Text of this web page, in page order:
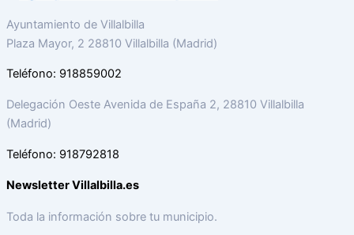
Ayuntamiento de Villalbilla
Plaza Mayor, 2 28810 Villalbilla (Madrid)
Teléfono: 918859002
Delegación Oeste Avenida de España 2, 28810 Villalbilla
(Madrid)
Teléfono: 918792818
Newsletter Villalbilla.es
Toda la información sobre tu municipio.